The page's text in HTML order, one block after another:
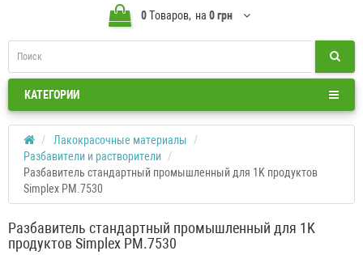
0Tоваров, на 0 грн
КАТЕГОРИИ
Лакокрасочные материалы
Разбавители и растворители
Разбавитель стандартный промышленный для 1K продуктов
Simplex PM.7530
Разбавитель стандартный промышленный для 1K
продуктов Simplex PM.7530